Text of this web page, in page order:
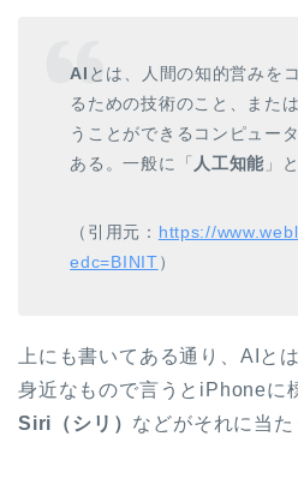
AI とは、 人間の知的営みを
るための技術のこと、または
うことができる コンピュー
ある。一般に 「 人工知能 」と
（引用元： https://
edc=BINIT）
上にも書いてある通り、AIとは
身近なもので言うとiPhoneに
Siri（シリ） などがそれに当た